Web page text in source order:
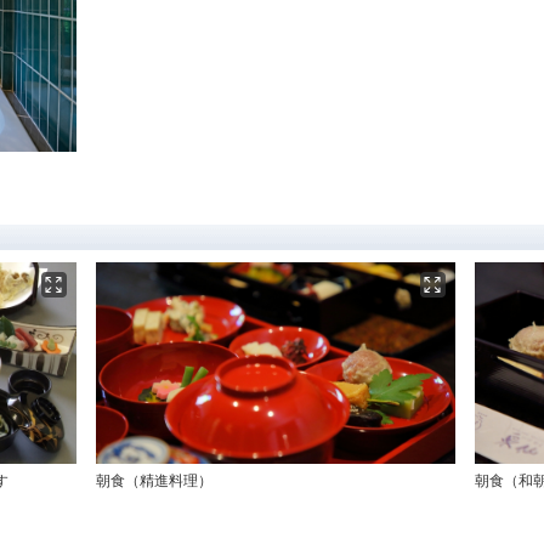
朝食（精進料理） 朝食（和